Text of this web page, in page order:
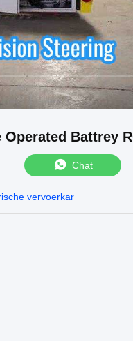
Battrey
Chat
vervoerkar